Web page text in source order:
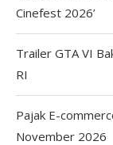
Cinefest 2026’
Trailer GTA VI
RI
Pajak E-
November 2026